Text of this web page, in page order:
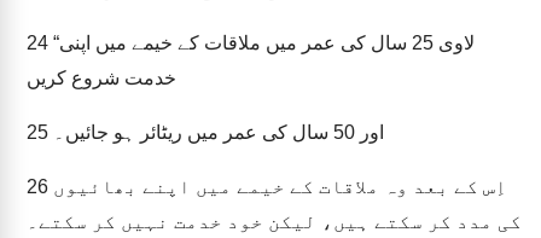
24 “لاوی 25 سال کی عمر میں ملاقات کے خیمے میں اپنی
خدمت شروع کریں
25 اور 50 سال کی عمر میں ریٹائر ہو جائیں۔
26
کی مدد کر سکتے ہیں، لیکن خود خدمت نہیں کر سکتے۔